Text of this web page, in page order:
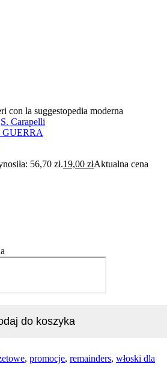
con la suggestopedia moderna
S. Carapelli
56,70 zł.19,00złAktualna cena
do koszyka
,promocje,remainders,włoski dla